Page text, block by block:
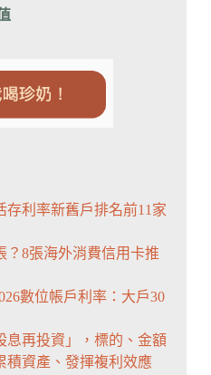
存利率新舊戶排名前11家
？8張海外消費信用卡推
數位帳戶利率：大戶30
息再投資」，標的、金額
積資產、發揮複利效應